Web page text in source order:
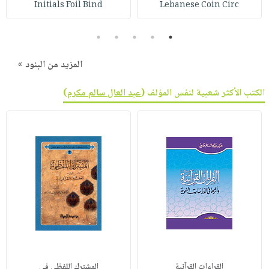
Lebanese Coin Circ
Initials Foil Bind
1
2
3
4
5
المزيد من البنود »
الكتب الأكثر شعبية لنفس المؤلف (عبد العال سالم مكرم)